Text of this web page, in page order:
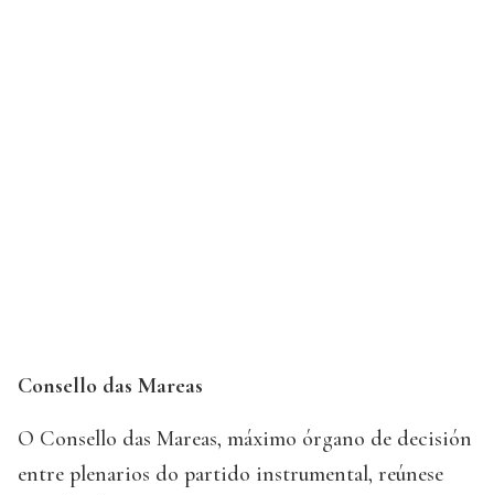
Consello das Mareas
O Consello das Mareas, máximo órgano de decisión
entre plenarios do partido instrumental, reúnese